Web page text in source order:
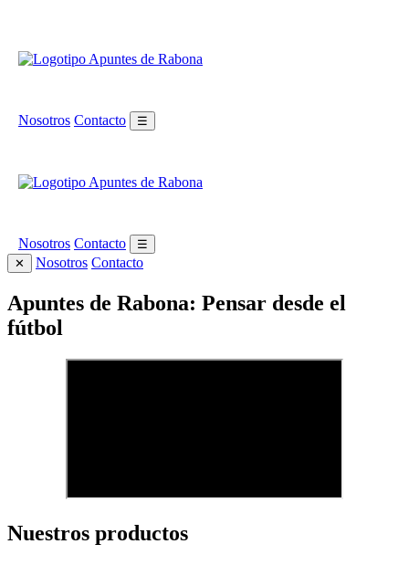
Nosotros Contacto ☰
Nosotros Contacto
☰
✕
Nosotros Contacto
Apuntes de Rabona: Pensar desde el
fútbol
Nuestros productos